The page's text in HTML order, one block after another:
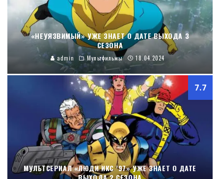
«НЕУЯЗВИМЫЙ» УЖЕ ЗНАЕТ О ДАТЕ ВЫХОДА 3
СЕЗОНА
admin Мультфильмы 18.04.2024
7.7
МУЛЬТСЕРИАЛ «ЛЮДИ ИКС ’97» УЖЕ ЗНАЕТ О ДАТЕ